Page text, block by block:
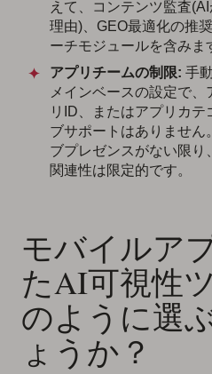
えて、コンテンツ監査
理由)、GEO最適化の推
ーチモジュールを含みま
アプリチームの制限: 手
メインベースの設定で
リID、またはアプリカテ
ブサポートはありません
ブプレゼンスがない限
関連性は限定的です。
モバイルア
たAI可視性
のように選
ょうか？